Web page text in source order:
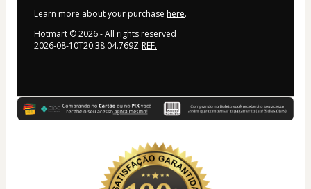
Learn more about your purchase here.
Hotmart ©2026- All rights reserved
2026-08-10T20:38:04.769Z REF.